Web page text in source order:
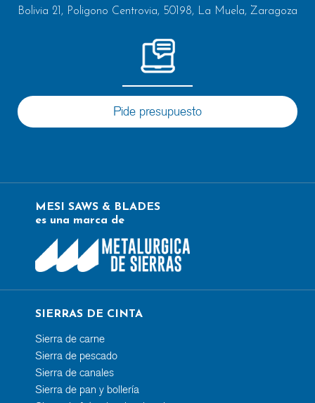
Bolivia 21, Poligono Centrovia, 50198, La Muela, Zaragoza
Pide presupuesto
MESI SAWS & BLADES
es una marca de
SIERRAS DE CINTA
Sierra de carne
Sierra de pescado
Sierra de canales
Sierra de pan y bollería